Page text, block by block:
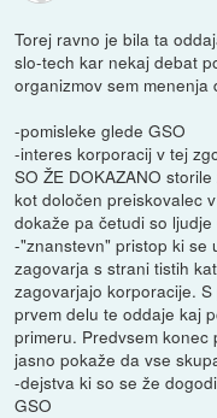
Torej ravno je bila ta
slo-tech kar nekaj debat
organizmov sem
-pomisleke glede GSO
-interes korporacij v tej
SO ŽE DOKAZANO
kot določen preiskovalec
dokaže pa četudi so ljudje
-"znanstevn" pristop ki se
zagovarja s strani tistih
zagovarjajo korporacije.
prvem delu te oddaje kaj
primeru. Predvsem konec
jasno pokaže da vse
-dejstva ki so se že
GSO